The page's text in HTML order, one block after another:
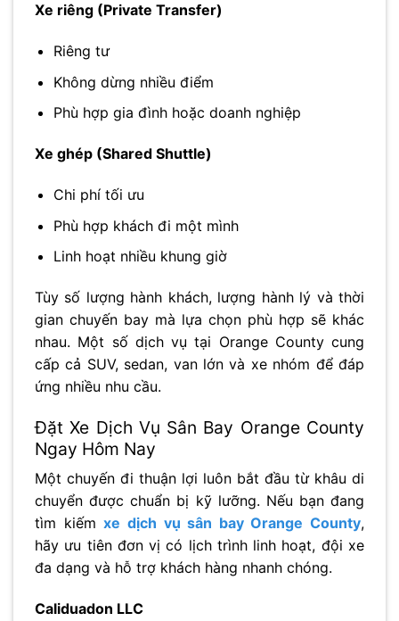
Xe riêng (Private Transfer)
Riêng tư
Không dừng nhiều điểm
Phù hợp gia đình hoặc doanh nghiệp
Xe ghép (Shared Shuttle)
Chi phí tối ưu
Phù hợp khách đi một mình
Linh hoạt nhiều khung giờ
Tùy số lượng hành khách, lượng hành lý và thời
gian chuyến bay mà lựa chọn phù hợp sẽ khác
nhau. Một số dịch vụ tại Orange County cung
cấp cả SUV, sedan, van lớn và xe nhóm để đáp
ứng nhiều nhu cầu.
Đặt Xe Dịch Vụ Sân Bay Orange County
Ngay Hôm Nay
Một chuyến đi thuận lợi luôn bắt đầu từ khâu di
chuyển được chuẩn bị kỹ lưỡng. Nếu bạn đang
tìm kiếmxe dịch vụ sân bay Orange County,
hãy ưu tiên đơn vị có lịch trình linh hoạt, đội xe
đa dạng và hỗ trợ khách hàng nhanh chóng.
Caliduadon LLC